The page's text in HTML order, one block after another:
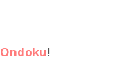
Ondoku!